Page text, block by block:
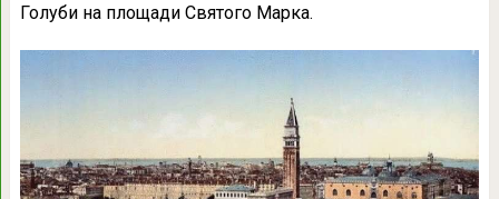
Голуби на площади Святого Марка.